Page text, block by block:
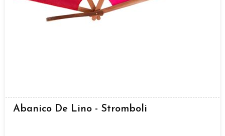
Abanico De Lino - Stromboli